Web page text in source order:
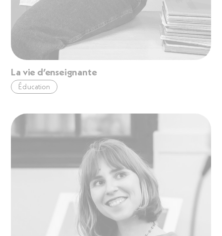
La vie d’enseignante
Éducation